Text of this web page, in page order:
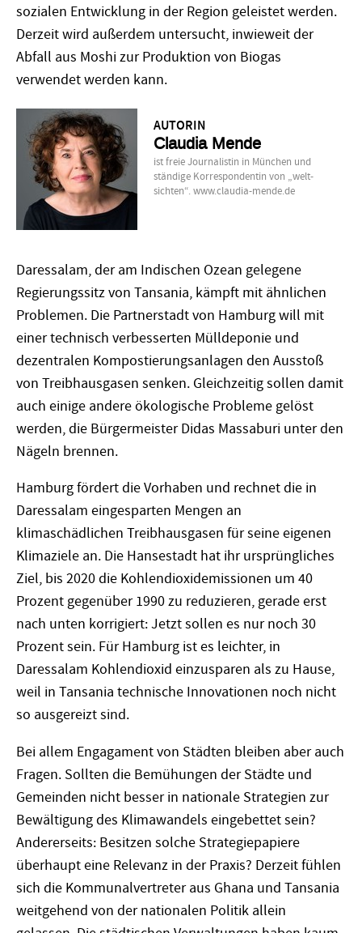
sozialen Entwicklung in der Region geleistet werden.
Derzeit wird außerdem untersucht, inwieweit der
Abfall aus Moshi zur Produktion von Biogas
verwendet werden kann.
AUTORIN
Claudia Mende
ist freie Journalistin in München und
ständige Korrespondentin von „welt-
sichten“. www.claudia-mende.de
Daressalam, der am Indischen Ozean gelegene
Regierungssitz von Tansania, kämpft mit ähnlichen
Problemen. Die Partnerstadt von Hamburg will mit
einer technisch verbesserten Mülldeponie und
dezentralen Kompostierungsanlagen den Ausstoß
von Treibhausgasen senken. Gleichzeitig sollen damit
auch einige andere ökologische Probleme gelöst
werden, die Bürgermeister Didas Massaburi unter den
Nägeln brennen.
Hamburg fördert die Vorhaben und rechnet die in
Daressalam eingesparten Mengen an
klimaschädlichen Treibhausgasen für seine eigenen
Klimaziele an. Die Hansestadt hat ihr ursprüngliches
Ziel, bis 2020 die Kohlendioxidemissionen um 40
Prozent gegenüber 1990 zu reduzieren, gerade erst
nach unten korrigiert: Jetzt sollen es nur noch 30
Prozent sein. Für Hamburg ist es leichter, in
Daressalam Kohlendioxid einzusparen als zu Hause,
weil in Tansania technische Innovationen noch nicht
so ausgereizt sind.
Bei allem Engagament von Städten bleiben aber auch
Fragen. Sollten die Bemühungen der Städte und
Gemeinden nicht besser in nationale Strategien zur
Bewältigung des Klimawandels eingebettet sein?
Andererseits: Besitzen solche Strategiepapiere
überhaupt eine Relevanz in der Praxis? Derzeit fühlen
sich die Kommunalvertreter aus Ghana und Tansania
weitgehend von der nationalen Politik allein